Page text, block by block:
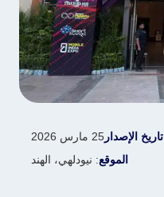
تاريخ الإصدار 25 مارس 2026
الموقع: نيودلهي، الهند